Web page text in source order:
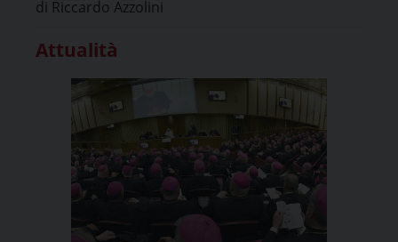
di Riccardo Azzolini
Attualità